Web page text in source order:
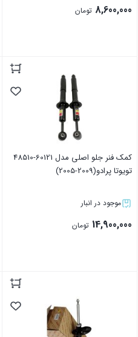
8,600,000 تومان
کمک فنر جلو اصلی مدل 60121-48510
تویوتا پرادو(2009-2005)
موجود در انبار
14,900,000 تومان